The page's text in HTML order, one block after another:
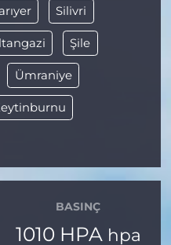
Silivri
Şile
Ümraniye
BASINÇ
1010 HPA hpa